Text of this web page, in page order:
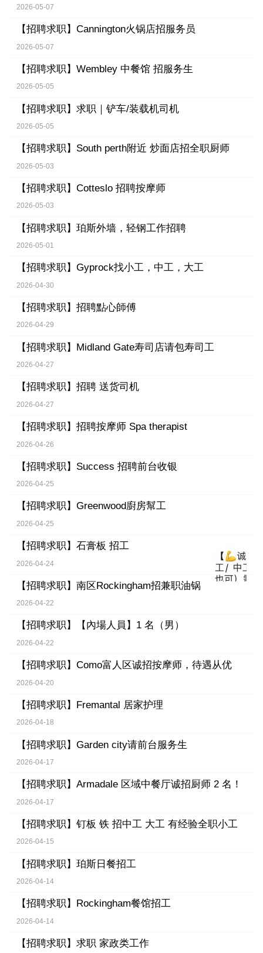
2026-05-07
【招聘求职】 Cannington火锅店招服务员
2026-05-07
【招聘求职】 Wembley 中餐馆 招服务生
2026-05-05
【招聘求职】 求职｜铲车/装载机司机
2026-05-05
【招聘求职】 South perth附近 炒面店招全职厨师
2026-05-03
【招聘求职】 Cotteslo 招聘按摩师
2026-05-03
【招聘求职】 珀斯外墙，轻钢工作招聘
2026-05-01
【招聘求职】 Gyprock找小工，中工，大工
2026-04-30
【招聘求职】 招聘點心師傅
2026-04-29
【招聘求职】 Midland Gate寿司店请包寿司工
2026-04-27
【招聘求职】 招聘 送货司机
2026-04-27
【招聘求职】 招聘按摩师 Spa therapist
2026-04-26
【招聘求职】 Success 招聘前台收银
2026-04-25
【招聘求职】 Greenwood廚房幫工
2026-04-25
【招聘求职】 石膏板 招工
2026-04-24
【招聘求职】 南区Rockingham招兼职油锅
2026-04-22
【招聘求职】 【內場人員】1 名（男）
2026-04-22
【招聘求职】 Como富人区诚招按摩师，待遇从优
2026-04-20
【招聘求职】 Fremantal 居家护理
2026-04-18
【招聘求职】 Garden city请前台服务生
2026-04-17
【招聘求职】 Armadale 区域中餐厅诚招厨师 2 名！
2026-04-17
【招聘求职】 钉板 铁 招中工 大工 有经验全职小工
2026-04-15
【招聘求职】 珀斯日餐招工
2026-04-14
【招聘求职】 Rockingham餐馆招工
2026-04-14
【招聘求职】 求职 家政类工作